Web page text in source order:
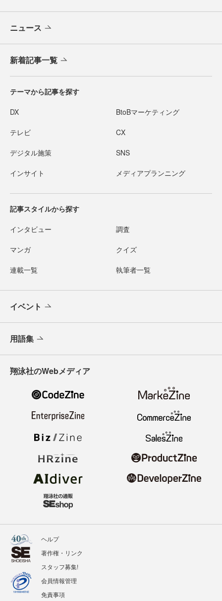
ニュース
新着記事一覧
テーマから記事を探す
DX BtoBマーケティング
テレビ CX
デジタル施策 SNS
インサイト メディアプランニング
記事スタイルから探す
インタビュー 調査
マンガ クイズ
連載一覧 執筆者一覧
イベント
用語集
翔泳社のWebメディア
ヘルプ
著作権・リンク
スタッフ募集!
会員情報管理
免責事項